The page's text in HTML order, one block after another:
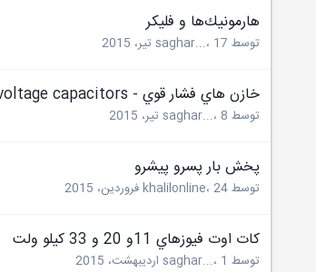
هارمونيك‌ها و فلیکر
توسط saghar...، 17 تیر، 2015
خازن هاي فشار قوي - high voltage capacitors
توسط saghar...، 8 تیر، 2015
پخش بار پسرو پیشرو
توسط khalilonline،24 فروردین، 2015
كات اوت فيوزهاي 11و 20 و 33 كيلو ولت
توسط saghar...، 1 اردیبهشت، 2015